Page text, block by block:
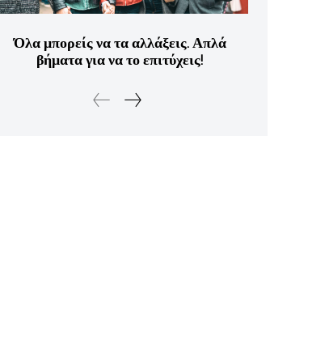
Όλα μπορείς να τα αλλάξεις. Απλά
βήματα για να το επιτύχεις!